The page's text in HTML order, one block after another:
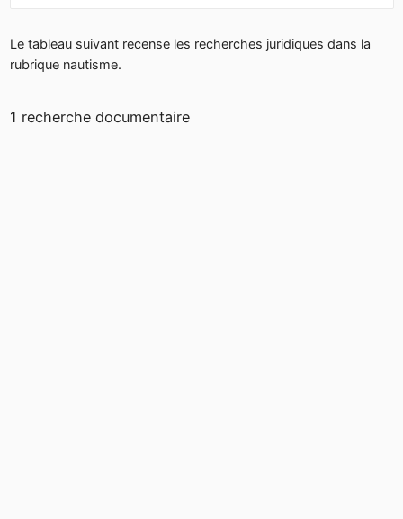
Le tableau suivant recense les recherches juridiques dans la
rubrique nautisme.
1 recherche documentaire